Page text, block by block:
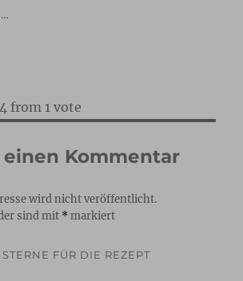
…
4 from 1 vote
Kommentar
wird nicht veröffentlicht.
sind mit *markiert
FÜR DIE REZEPT